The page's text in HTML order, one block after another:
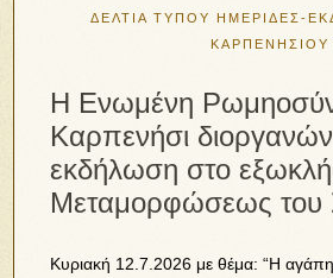
ΔΕΛΤΙΑ ΤΥΠΟΥ ΗΜΕΡΙΔΕΣ-
ΚΑΡΠΕΝΗΣΙΟΥ
Η Ενωμένη
Καρπενήσι
εκδήλωση στο
Μεταμορφώσεως του
Κυριακή 12.7.2026 με θέμα: “Η αγάπη